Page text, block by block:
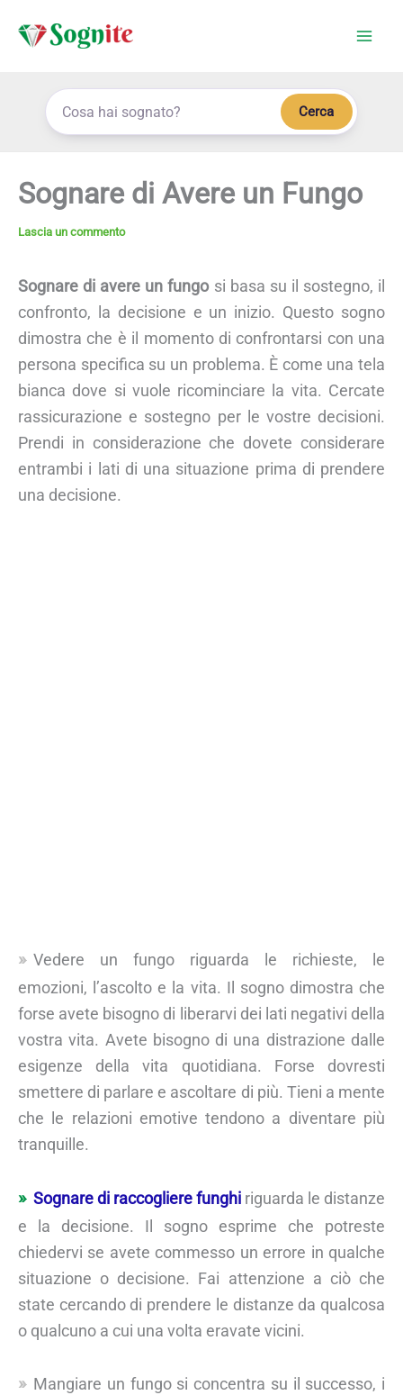
Cerca
Sognare di Avere un Fungo
Lascia un commento
Sognare di avere un fungosi basa su il sostegno, il
confronto, la decisione e un inizio. Questo sogno
dimostra che è il momento di confrontarsi con una
persona specifica su un problema. È come una tela
bianca dove si vuole ricominciare la vita. Cercate
rassicurazione e sostegno per le vostre decisioni.
Prendi in considerazione che dovete considerare
entrambi i lati di una situazione prima di prendere
una decisione.
Vedere un fungo riguarda le richieste, le
emozioni, l’ascolto e la vita. Il sogno dimostra che
forse avete bisogno di liberarvi dei lati negativi della
vostra vita. Avete bisogno di una distrazione dalle
esigenze della vita quotidiana. Forse dovresti
smettere di parlare e ascoltare di più. Tieni a mente
che le relazioni emotive tendono a diventare più
tranquille.
Sognare di raccogliere funghi riguarda le distanze
e la decisione. Il sogno esprime che potreste
chiedervi se avete commesso un errore in qualche
situazione o decisione. Fai attenzione a ciò che
state cercando di prendere le distanze da qualcosa
o qualcuno a cui una volta eravate vicini.
Mangiare un fungo si concentra su il successo, i